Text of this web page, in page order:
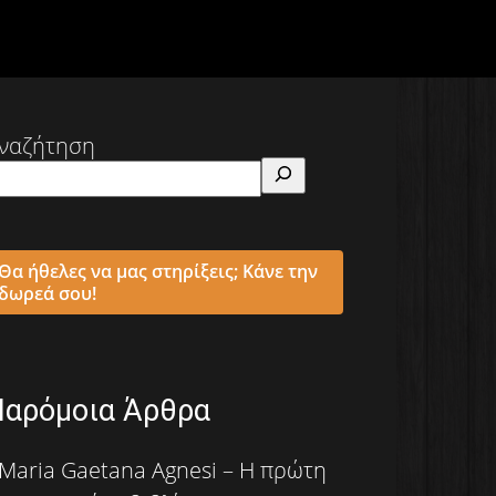
ήθελες να μας στηρίξεις; Κάνε την
σου!
Άρθρα
Gaetana Agnesi – Η πρώτη